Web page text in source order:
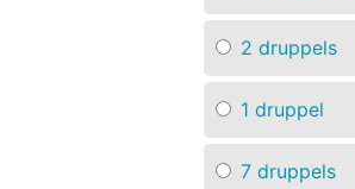
2 druppels
1 druppel
7 druppels